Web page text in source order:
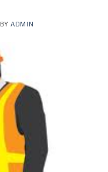
BYADMIN